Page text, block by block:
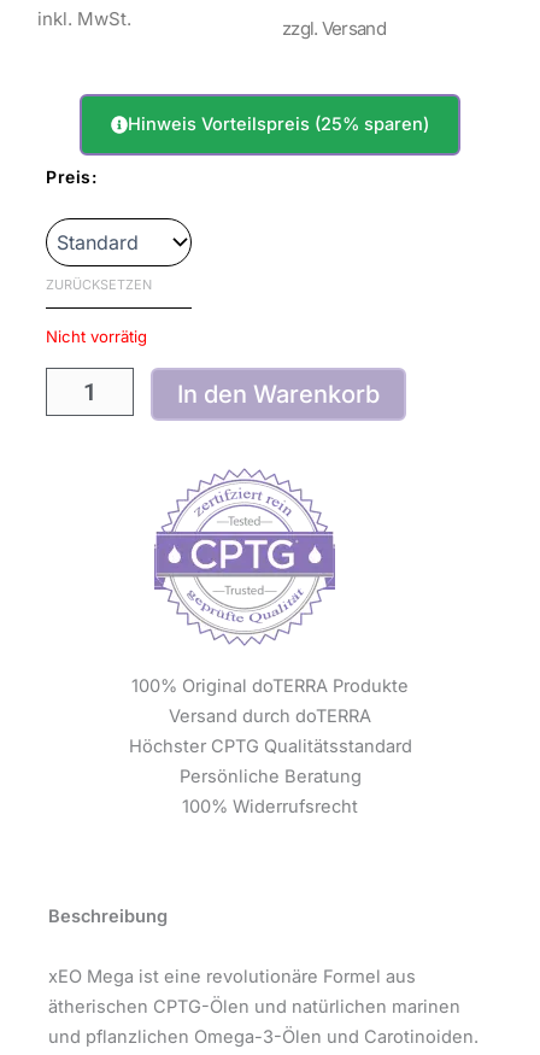
inkl. MwSt. zzgl. Versand
Hinweis Vorteilspreis (25% sparen)
Preis:
ZURÜCKSETZEN
Nicht vorrätig
xEO
Ätherische
Öle
Omegakomplex
Menge
In den Warenkorb
100% Original doTERRA Produkte
Versand durch doTERRA
Höchster CPTG Qualitätsstandard
Persönliche Beratung
100% Widerrufsrecht
Beschreibung
xEO Mega ist eine revolutionäre Formel aus
ätherischen CPTG-Ölen und natürlichen marinen
und pflanzlichen Omega-3-Ölen und Carotinoiden.